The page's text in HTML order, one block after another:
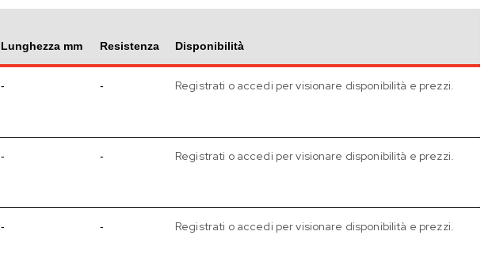
Lunghezza mm Resistenza Disponibilità
- - Registrati o accedi per visionare disponibilità e prezzi.
- - Registrati o accedi per visionare disponibilità e prezzi.
- - Registrati o accedi per visionare disponibilità e prezzi.